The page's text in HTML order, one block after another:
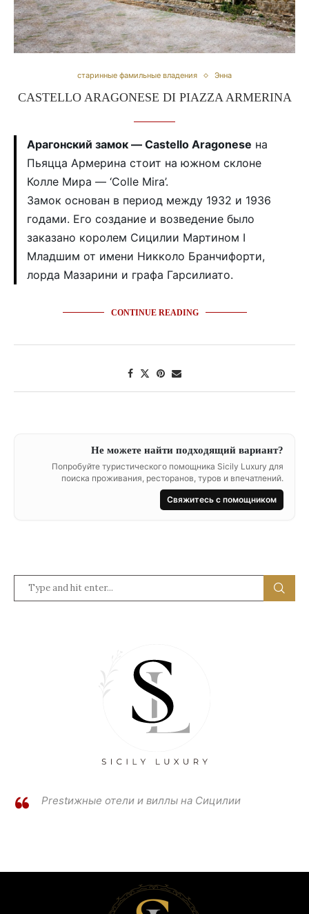
старинные фамильные владения Энна
CASTELLO ARAGONESE DI PIAZZA ARMERINA
Арагонский замок — Castello Aragonese на
Пьяцца Армерина стоит на южном склоне
Колле Мира — ‘Colle Mira’.
Замок основан в период между 1932 и 1936
годами. Его создание и возведение было
заказано королем Сицилии Мартином I
Младшим от имени Никколо Бранчифорти,
лорда Мазарини и графа Гарсилиато.
CONTINUE READING
Не можете найти подходящий вариант?
Попробуйте туристического помощника Sicily Luxury для
поиска проживания, ресторанов, туров и впечатлений.
Свяжитесь с помощником
Prestижные отели и виллы на Сицилии